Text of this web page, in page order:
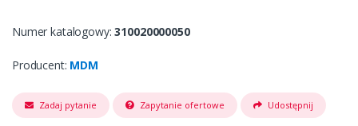
Numer katalogowy:310020000050
Producent: MDM
Zadaj pytanie Zapytanie ofertowe Udostępnij